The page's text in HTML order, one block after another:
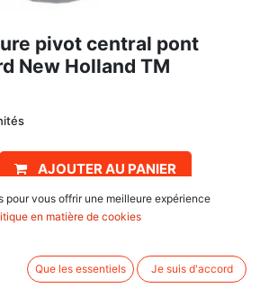
pivot central pont
New Holland TM
AJOUTER AU PANIER
: 1 semaine
4135, 4635, 4835, 5635, 6635, 7635
pour vous offrir une meilleure expérience
en matière de cookies
Que les essentiels Je suis d'accord